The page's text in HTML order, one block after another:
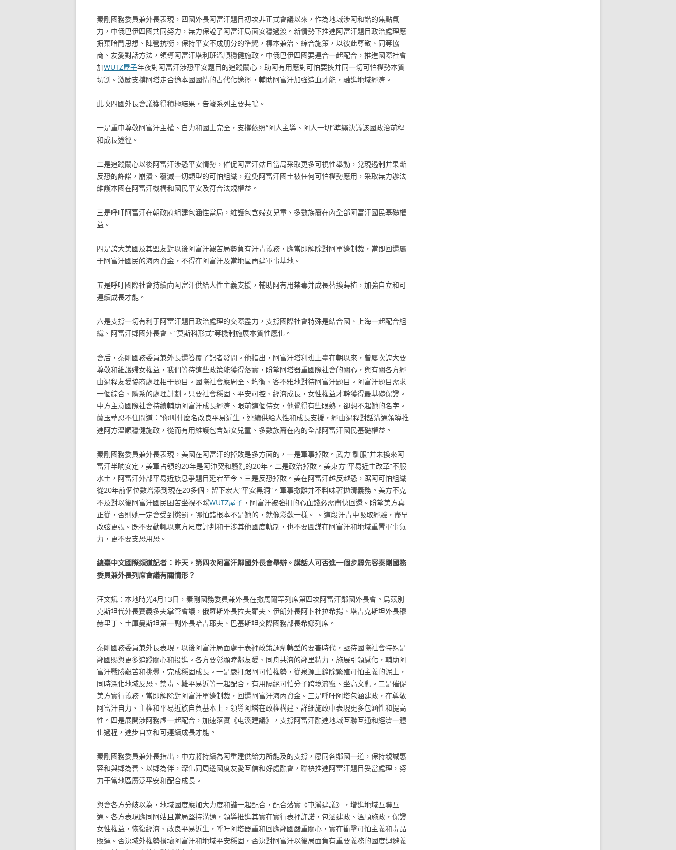
秦剛國務委員兼外長表現，四國外長阿富汗題目初次非正式會議以來，作為地域涉阿和諧的焦點氣
力，中俄巴伊四國共同努力，無力保證了阿富汗局面安穩過渡。新情勢下推進阿富汗題目政治處理應
摒棄暗鬥思想、陣營抗衡，保持平安不成朋分的準繩，標本兼治、綜合施策，以彼此尊敬、同等協
商、友愛對話方法，領導阿富汗塔利班溫順穩健施政。中俄巴伊四國要連合一起配合，推進國際社會
加WUTZ屋子年夜對阿富汗涉恐平安題目的追蹤關心，助阿有用應對可怕要挾并同一切可怕權勢本質
切割。激勵支撐阿塔走合適本國國情的古代化途徑，輔助阿富汗加強造血才能，融進地域經濟。
此次四國外長會議獲得積極結果，告竣系列主要共鳴。
一是重申尊敬阿富汗主權、自力和國土完全，支撐依照“阿人主導、阿人一切”準繩決議該國政治前程
和成長途徑。
二是追蹤關心以後阿富汗涉恐平安情勢，催促阿富汗姑且當局采取更多可視性舉動，兌現遏制并果斷
反恐的許諾，崩潰、覆滅一切類型的可怕組織，避免阿富汗國土被任何可怕權勢應用，采取無力辦法
維護本國在阿富汗機構和國民平安及符合法規權益。
三是呼吁阿富汗在朝政府組建包涵性當局，維護包含婦女兒童、多數族裔在內全部阿富汗國民基礎權
益。
四是誇大美國及其盟友對以後阿富汗艱苦局勢負有汗青義務，應當即解除對阿單邊制裁，當即回還屬
于阿富汗國民的海內資金，不得在阿富汗及當地區再建軍事基地。
五是呼吁國際社會持續向阿富汗供給人性主義支援，輔助阿有用禁毒并成長替換蒔植，加強自立和可
連續成長才能。
六是支撐一切有利于阿富汗題目政治處理的交際盡力，支撐國際社會特殊是結合國、上海一起配合組
織、阿富汗鄰國外長會、“莫斯科形式”等機制施展本質性感化。
會后，秦剛國務委員兼外長還答覆了記者發問。他指出，阿富汗塔利班上臺在朝以來，曾屢次誇大要
尊敬和維護婦女權益，我們等待這些政策能獲得落實，盼望阿塔器重國際社會的關心，與有關各方經
由過程友愛協商處理相干題目。國際社會應周全、均衡、客不雅地對待阿富汗題目。阿富汗題目需求
一個綜合、體系的處理計劃。只要社會穩固、平安可控、經濟成長，女性權益才幹獲得最基礎保證。
中方主意國際社會持續輔助阿富汗成長經濟、眼前這個侍女，他覺得有些眼熟，卻想不起她的名字。
蘭玉華忍不住問道：“你叫什麼名改良平易近生，連續供給人性和成長支援，經由過程對話溝通領導推
進阿方溫順穩健施政，從而有用維護包含婦女兒童、多數族裔在內的全部阿富汗國民基礎權益。
秦剛國務委員兼外長表現，美國在阿富汗的掉敗是多方面的，一是軍事掉敗。武力“馴服”并未換來阿
富汗半晌安定，美軍占領的20年是阿沖突和騷亂的20年。二是政治掉敗。美東方“平易近主改革”不服
水土，阿富汗外部平易近族息爭題目延宕至今。三是反恐掉敗。美在阿富汗越反越恐，踞阿可怕組織
從20年前個位數增添到現在20多個，留下宏大“平安黑洞”。軍事撤離并不料味著拋清義務。美方不克
不及對以後阿富汗國民困苦坐視不睬WUTZ屋子 ，阿富汗被強扣的心血錢必需盡快回還。盼望美方真
正從，否則她一定會受到懲罰，哪怕錯根本不是她的，就像彩歡一樣。 。這段汗青中吸取經驗，盡早
改弦更張。既不要動輒以東方尺度評判和干涉其他國度軌制，也不要圖謀在阿富汗和地域重置軍事氣
力，更不要支恐用恐。
總臺中文國際頻道記者：昨天，第四次阿富汗鄰國外長會舉辦。講話人可否進一個步驟先容秦剛國務
委員兼外長列席會議有關情形？
汪文斌：本地時光4月13日，秦剛國務委員兼外長在撒馬爾罕列席第四次阿富汗鄰國外長會。烏茲別
克斯坦代外長賽義多夫掌管會議，俄羅斯外長拉夫羅夫、伊朗外長阿卜杜拉希揚、塔吉克斯坦外長穆
赫里丁、土庫曼斯坦第一副外長哈吉耶夫、巴基斯坦交際國務部長希娜列席。
秦剛國務委員兼外長表現，以後阿富汗局面處于表裡政策調劑轉型的要害時代，亟待國際社會特殊是
鄰國賜與更多追蹤關心和投進。各方要彰顯睦鄰友愛、同舟共濟的鄰里精力，施展引領感化，輔助阿
富汗戰勝艱苦和挑釁，完成穩固成長。一是嚴打踞阿可怕權勢，從泉源上鏟除繁殖可怕主義的泥土，
同時深化地域反恐、禁毒、難平易近等一起配合，有用隔絕可怕分子跨境流竄、坐高文亂。二是催促
美方實行義務，當即解除對阿富汗單邊制裁，回還阿富汗海內資金。三是呼吁阿塔包涵建政，在尊敬
阿富汗自力、主權和平易近族自負基本上，領導阿塔在政權構建、詳細施政中表現更多包涵性和提高
性。四是展開涉阿務虛一起配合，加速落實《屯溪建議》，支撐阿富汗融進地域互聯互通和經濟一體
化過程，進步自立和可連續成長才能。
秦剛國務委員兼外長指出，中方將持續為阿重建供給力所能及的支撐，愿同各鄰國一道，保持親誠惠
容和與鄰為善、以鄰為伴，深化同周邊國度友愛互信和好處融會，聯袂推進阿富汗題目妥當處理，努
力于當地區廣泛平安和配合成長。
與會各方分歧以為，地域國度應加大力度和諧一起配合，配合落實《屯溪建議》，增進地域互聯互
通。各方表現應同阿姑且當局堅持溝通，領導推進其實在實行表裡許諾，包涵建政、溫順施政，保證
女性權益，恢復經濟、改良平易近生，呼吁阿塔器重和回應鄰國嚴重關心，實在衝擊可怕主義和毒品
販運。否決域外權勢損壞阿富汗和地域平安穩固，否決對阿富汗以後局面負有重要義務的國度迴避義